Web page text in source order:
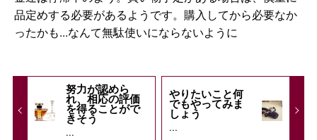
品定めする必要があるようです。購入してから必要なか
ったかも...なんて無駄使いにならないように
努力が認めら
れ、相応の評価
を得ることがで
きそう
...
やりたいこと何
でもやってみま
しょう
...